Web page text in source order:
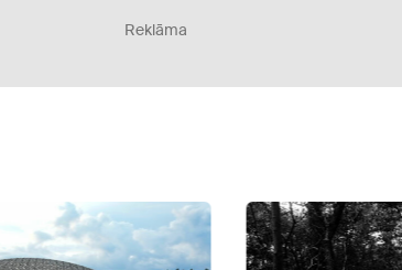
Reklāma